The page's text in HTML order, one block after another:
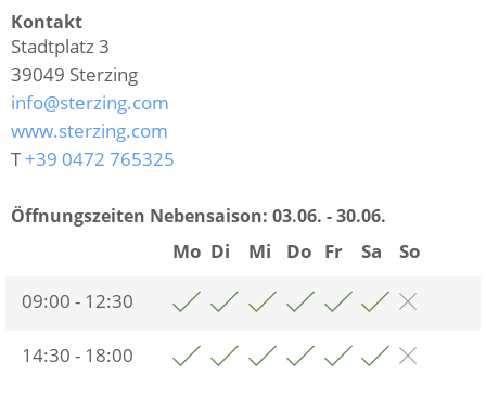
Kontakt
Stadtplatz 3
39049 Sterzing
info@sterzing.com
www.sterzing.com
T+39 0472 765325
Öffnungszeiten Nebensaison: 03.06. - 30.06.
Mo Di Mi Do Fr Sa
So
09:00 - 12:30
14:30 - 18:00